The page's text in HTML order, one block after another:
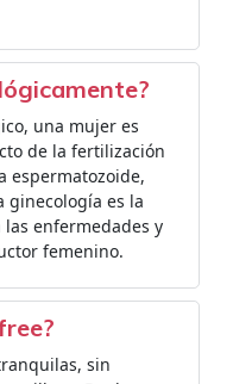
una mujer es
de la fertilización
espermatozoide,
ginecología es la
enfermedades y
femenino.
sin